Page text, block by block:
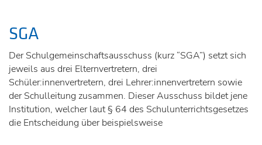
SGA
Der Schulgemeinschaftsausschuss (kurz “SGA”) setzt sich
jeweils aus drei Elternvertretern, drei
Schüler:innenvertretern, drei Lehrer:innenvertretern sowie
der Schulleitung zusammen. Dieser Ausschuss bildet jene
Institution, welcher laut § 64 des Schulunterrichtsgesetzes
die Entscheidung über beispielsweise